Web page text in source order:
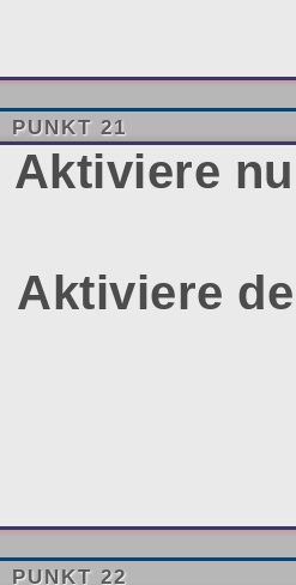
PUNKT 21
Aktiviere
Aktiviere
PUNKT 22